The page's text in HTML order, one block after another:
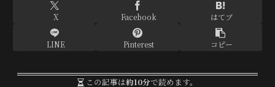
X Facebook はてブ
LINE Pinterest コピー
この記事は約10分で読めます。